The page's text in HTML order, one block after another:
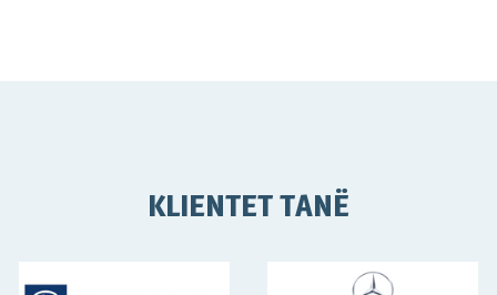
KLIENTET TANË